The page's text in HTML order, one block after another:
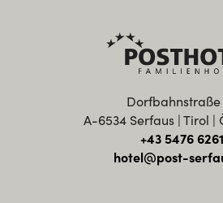
Dorfbahnstraße
A-6534 Serfaus | Tirol |
+43 5476 6261
hotel@post-